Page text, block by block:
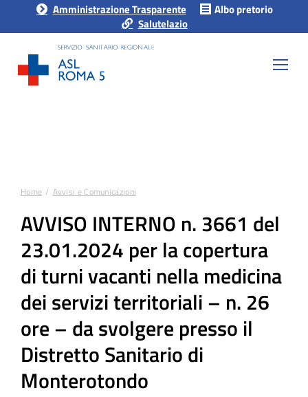
Amministrazione Trasparente
Albo pretorio
Salutelazio
Tu sei qui:
Home Avvisi e Comunicazioni
AVVISO INTERNO n. 3661 del
23.01.2024 per la copertura
di turni vacanti nella medicina
dei servizi territoriali – n. 26
ore – da svolgere presso il
Distretto Sanitario di
Monterotondo